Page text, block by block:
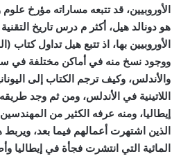
الأوروبيين، قد تتبعه مساراته مؤرخ
هو دونالد هيل، أكثر م درس تاريخ
الأوروبيين بها، اذ تتبع هيل تداول كتاب
ووجود نسخ منه في أماكن مختلفة في
والأندلس، وكيف ترجم الكتاب إلى
اللاتينية في الأندلس، ومن ثم وجد
إيطاليا، ومنه عرفه الكثير من
الذين اشتهرت أعمالهم فيما بعد،
المائية التي انتشرت فجأة في إيطاليا